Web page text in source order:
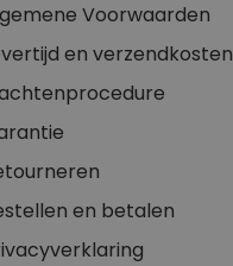
Voorwaarden
en verzendkosten
en betalen